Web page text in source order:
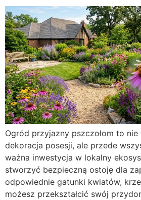
Ogród przyjazny pszczołom to
dekoracja posesji, ale przede
ważna inwestycja w lokalny
stworzyć bezpieczną ostoję dla
odpowiednie gatunki kwiatów,
możesz przekształcić swój